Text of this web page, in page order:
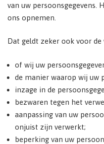
van uw
ons opnemen.
Dat geldt zeker ook voor de
of wij uw
de manier waarop wij uw
inzage in de
bezwaren tegen het
aanpassing van uw
onjuist zijn verwerkt;
beperking van uw